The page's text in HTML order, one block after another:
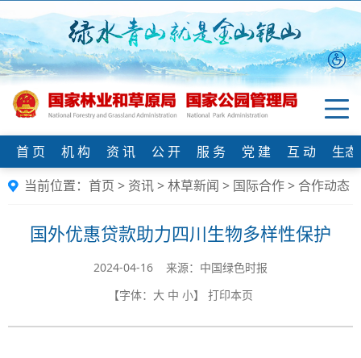
首 页 机 构 资 讯 公 开 服 务 党 建 互 动
生
当前位置： 首页 > 资讯>林草新闻 > 国际合作> 合作动态
国外优惠贷款助力四川生物多样性保护
2024-04-16 来源：中国绿色时报
【字体： 大 中 小】 打印本页